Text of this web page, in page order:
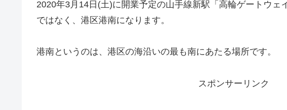
2020年3月14日(土)に開業予定の山手線新駅「高輪ゲートウェ
ではなく、港区港南になります。
港南というのは、港区の海沿いの最も南にあたる場所です。
スポンサーリンク